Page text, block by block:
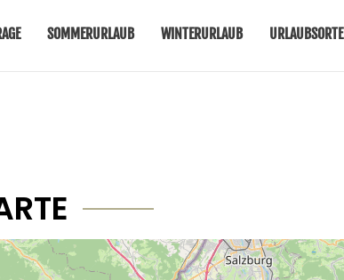
SOMMERURLAUB WINTERURLAUB URLAUBSORTE